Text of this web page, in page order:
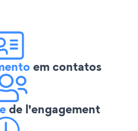
em contatos
de l'engagement